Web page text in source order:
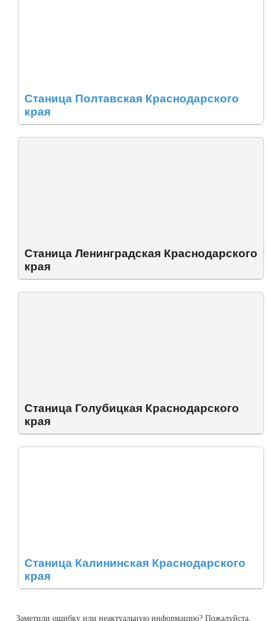
Станица Полтавская Краснодарского
края
Станица Ленинградская Краснодарского
края
Станица Голубицкая Краснодарского
края
Станица Калининская Краснодарского
края
Заметили ошибку или неактуальную информацию? Пожалуйста,